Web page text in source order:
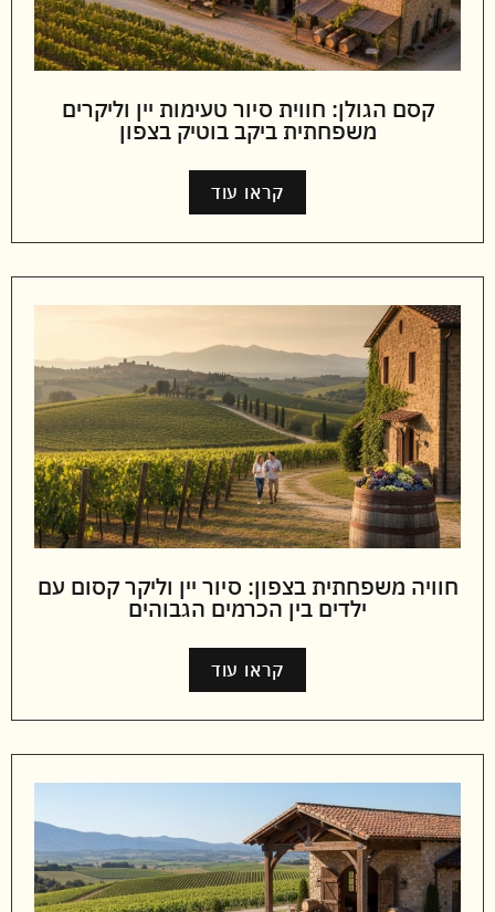
קסם הגולן: חווית סיור טעימות יין וליקרים
משפחתית ביקב בוטיק בצפון
קראו עוד
חוויה משפחתית בצפון: סיור יין וליקר קסום עם
ילדים בין הכרמים הגבוהים
קראו עוד